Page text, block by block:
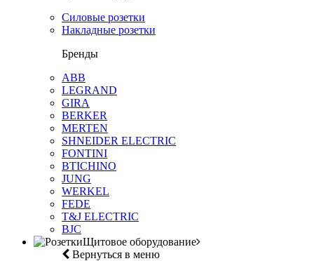
Силовые розетки
Накладные розетки
Бренды
ABB
LEGRAND
GIRA
BERKER
MERTEN
SHNEIDER ELECTRIC
FONTINI
BTICHINO
JUNG
WERKEL
FEDE
T&J ELECTRIC
BJC
Щитовое оборудование
Вернуться в меню